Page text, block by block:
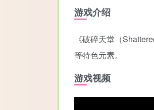
游戏介绍
《破碎天堂（
等特色元素。
游戏视频